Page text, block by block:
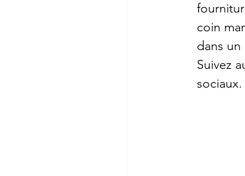
coin
dans un
Suivez
sociaux.